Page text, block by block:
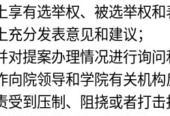
享有选举权、被选举权
充分发表意见和建议；
对提案办理情况进行询
向院领导和学院有关机
受到压制、阻挠或者打